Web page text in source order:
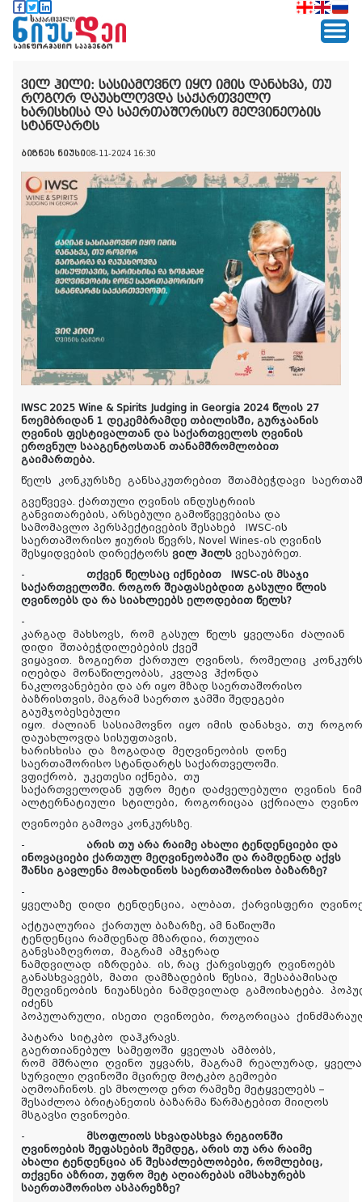
ვილ ჰილი: სასიამოვნო იყო იმის დანახვა, თუ
როგორ დაუახლოვდა საქართველო
ხარისხისა და საერთაშორისო მეღვინეობის
სტანდარტს
ბიზნეს ნიუსი08-11-2024 16:30
IWSC 2025 Wine & Spirits Judging in Georgia 2024 წლის 27
ნოემბრიდან 1 დეკემბრამდე თბილისში, გურჯაანის
ღვინის ფესტივალთან და საქართველოს ღვინის
ეროვნულ სააგენტოსთან თანამშრომლობით
გაიმართება.
წელს კონკურსზე განსაკუთრებით შთამბეჭდავი
გვეწვევა.
ქართული ღვინის ინდუსტრიის
განვითარების, არსებული გამოწვევებისა და
სამომავლო პერსპექტივების შესახებ IWSC-ის
საერთაშორისო ჟიურის წევრს, Novel Wines-ის ღვინის
შესყიდვების დირექტორს ვილ ჰილს ვესაუბრეთ.
-
თქვენ წელსაც იქნებით IWSC-ის მსაჯი
საქართველოში. როგორ შეაფასებდით გასული წლის
ღვინოებს და რა სიახლეებს ელოდებით წელს?
-
კარგად მახსოვს, რომ გასულ წელს ყველანი ძალიან
დიდი შთაბეჭდილებების ქვეშ
ვიყავით. ზოგიერთ ქართულ ღვინოს, რომელიც
იღებდა მონაწილეობას, კვლავ ჰქონდა
ნაკლოვანებები და არ იყო მზად საერთაშორისო
ბაზრისთვის, მაგრამ საერთო ჯამში შედეგები
გაუმჯობესებული
იყო. ძალიან სასიამოვნო იყო იმის დანახვა, თუ
დაუახლოვდა სისუფთავის,
ხარისხისა და ზოგადად მეღვინეობის დონე
საერთაშორისო სტანდარტს საქართველოში.
ვფიქრობ, უკეთესი იქნება, თუ
საქართველოდან უფრო მეტი დაძველებული ღვინის
ალტერნატიული სტილები, როგორიცაა ცქრიალა
ღვინოები გამოვა კონკურსზე.
-
არის თუ არა რაიმე ახალი ტენდენციები და
ინოვაციები ქართულ მეღვინეობაში და რამდენად აქვს
შანსი გავლენა მოახდინოს საერთაშორისო ბაზარზე?
-
ყველაზე დიდი ტენდენცია, ალბათ, ქარვისფერი
აქტუალურია ქართულ ბაზარზე, ამ ნაწილში
ტენდენცია რამდენად მზარდია, რთულია
განვსაზღვროთ, მაგრამ ამჯერად
ნამდვილად იზრდება. ის, რაც ქარვისფერ ღვინოებს
განასხვავებს, მათი დამზადების წესია, შესაბამისად
მეღვინეობის ნიუანსები ნამდვილად გამოიხატება.
იძენს
პოპულარული, ისეთი ღვინოები, როგორიცაა
პატარა სიტკბო დაჰკრავს.
გაერთიანებულ სამეფოში ყველას ამბობს,
რომ მშრალი ღვინო უყვარს, მაგრამ რეალურად,
სურვილი ღვინოში მცირედ მოტკბო გემოები
აღმოაჩინოს. ეს მხოლოდ ერთ რამეზე მეტყველებს –
შესაძლოა ბრიტანეთის ბაზარმა წარმატებით მიიღოს
მსგავსი ღვინოები.
-
მსოფლიოს სხვადასხვა რეგიონში
ღვინოების შეფასების შემდეგ, არის თუ არა რაიმე
ახალი ტენდენცია ან შესაძლებლობები, რომლებიც,
თქვენი აზრით, უფრო მეტ აღიარებას იმსახურებს
საერთაშორისო ასპარეზზე?